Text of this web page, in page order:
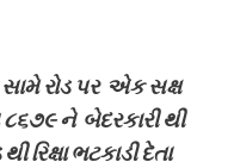
રોડ પર એક સક્ષ
ને બેદરકારી થી
ભટકાડી દેતા